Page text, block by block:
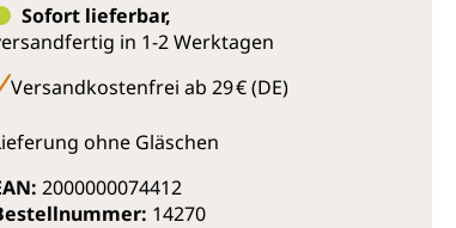
Sofort lieferbar,
in 1-2 Werktagen
Versandkostenfrei ab 29 € (DE)
ohne Gläschen
2000000074412
14270